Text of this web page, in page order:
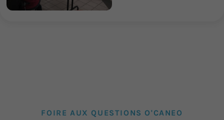
FOIRE AUX QUESTIONS O'CANEO